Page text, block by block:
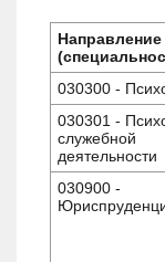
Направление
030300 -
030301 -
служебной
деятельности
030900 -